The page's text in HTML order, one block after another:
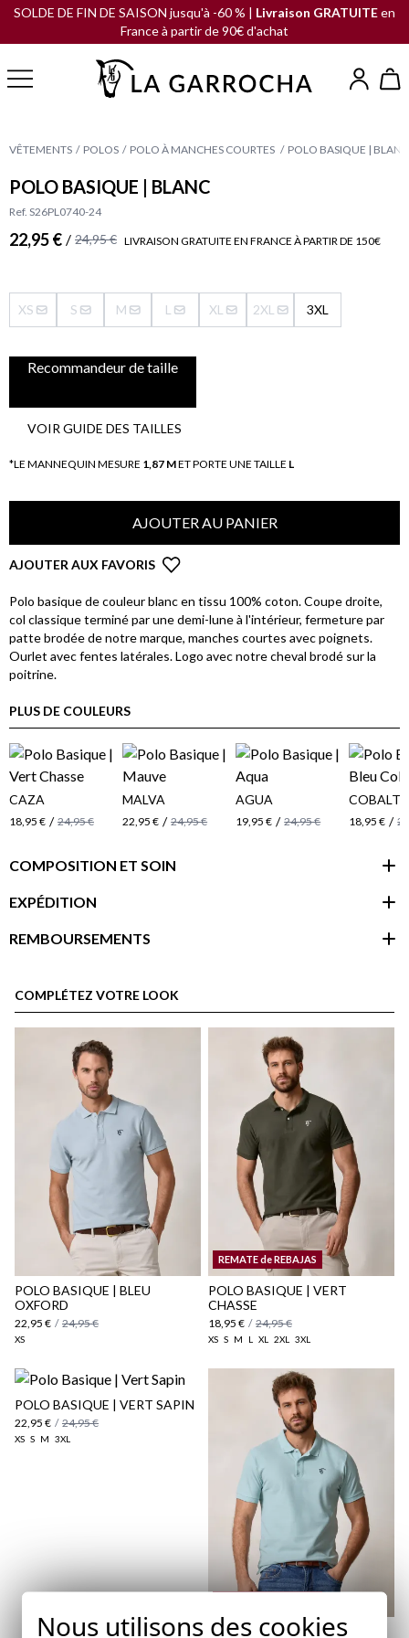
SOLDE DE FIN DE SAISON jusqu'à -60 % | Livraison GRATUITEen
France à partir de 90€ d'achat
VÊTEMENTS POLOS POLO À MANCHES COURTES POLO BASIQUE | BLANC
POLO BASIQUE | BLANC
Ref. S26PL0740-24
22,95 € / 24,95 € LIVRAISON GRATUITE EN FRANCE À PARTIR DE 150€
XS S M L XL 2XL 3XL
Recommandeur de taille
VOIR GUIDE DES TAILLES
*LE MANNEQUIN MESURE 1,87 MET PORTE UNE TAILLE L
AJOUTER AU PANIER
AJOUTER AUX FAVORIS
Polo basique de couleur blanc en tissu 100% coton. Coupe droite,
col classique terminé par une demi-lune à l'intérieur, fermeture par
patte brodée de notre marque, manches courtes avec poignets.
Ourlet avec fentes latérales. Logo avec notre cheval brodé sur la
poitrine.
PLUS DE COULEURS
CAZA
18,95 € / 24,95 €
MALVA
22,95 € / 24,95 €
AGUA
19,95 € / 24,95 € 18,95 € /
COMPOSITION ET SOIN
EXPÉDITION
Politique d'expédition
REMBOURSEMENTS
ici
COMPLÉTEZ VOTRE LOOK
POLO BASIQUE | BLEU
OXFORD
22,95 € / 24,95 €
XS
REMATE de REBAJAS
POLO BASIQUE | VERT
CHASSE
18,95 € / 24,95 €
XS S M L XL 2XL 3XL
POLO BASIQUE | VERT SAPIN
22,95 € / 24,95 €
XS S M 3XL
POLO BASIQUE | AQUA
Nous utilisons des cookies